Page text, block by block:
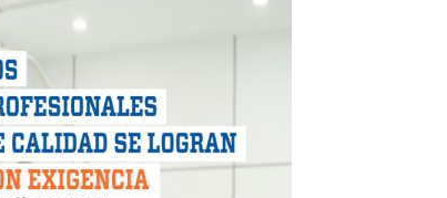
primer semestre de 2026
en el primer semestre de 2026
LIBERTAD"
CON ENERGÍA” DE HIDRANDINA